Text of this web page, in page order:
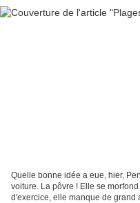
Quelle bonne idée a eue, hier,
voiture. La pôvre ! Elle se
d'exercice, elle manque de grand